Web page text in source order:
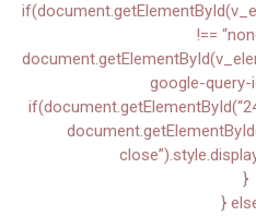
!==
google-query-
}
}